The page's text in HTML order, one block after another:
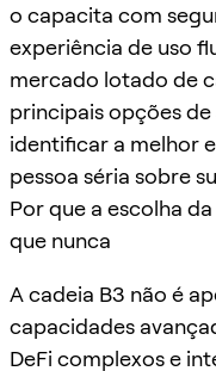
o capacita com
experiência de uso
mercado lotado de
principais opções
identificar a melhor
pessoa séria sobre
Por que a escolha
que nunca
A cadeia B3 não é
capacidades
DeFi complexos e